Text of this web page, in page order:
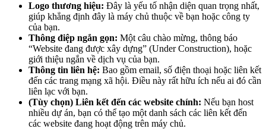
Logo thương hiệu: Đây là yếu tố nhận diện quan trọng nhất,
giúp khẳng định đây là máy chủ thuộc về bạn hoặc công ty
của bạn.
Thông điệp ngắn gọn: Một câu chào mừng, thông báo
“Website đang được xây dựng” (Under Construction), hoặc
giới thiệu ngắn về dịch vụ của bạn.
Thông tin liên hệ: Bao gồm email, số điện thoại hoặc liên kết
đến các trang mạng xã hội. Điều này rất hữu ích nếu ai đó cần
liên lạc với bạn.
(Tùy chọn) Liên kết đến các website chính: Nếu bạn host
nhiều dự án, bạn có thể tạo một danh sách các liên kết đến
các website đang hoạt động trên máy chủ.